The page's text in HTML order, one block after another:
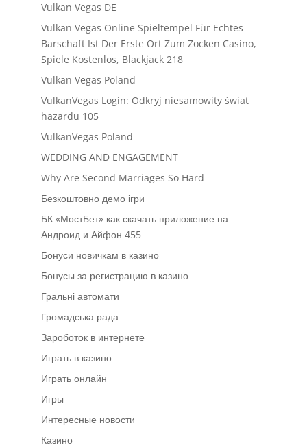
Vulkan Vegas DE
Vulkan Vegas Online Spieltempel Für Echtes
Barschaft Ist Der Erste Ort Zum Zocken Casino,
Spiele Kostenlos, Blackjack 218
Vulkan Vegas Poland
VulkanVegas Login: Odkryj niesamowity świat
hazardu 105
VulkanVegas Poland
WEDDING AND ENGAGEMENT
Why Are Second Marriages So Hard
Безкоштовно демо ігри
БК «МостБет» как скачать приложение на
Андроид и Айфон 455
Бонуси новичкам в казино
Бонусы за регистрацию в казино
Гральні автомати
Громадська рада
Зароботок в интернете
Играть в казино
Играть онлайн
Игры
Интересные новости
Казино